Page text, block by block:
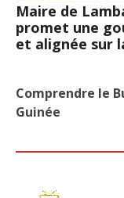
Maire de
promet une
et alignée sur
Comprendre le
Guinée